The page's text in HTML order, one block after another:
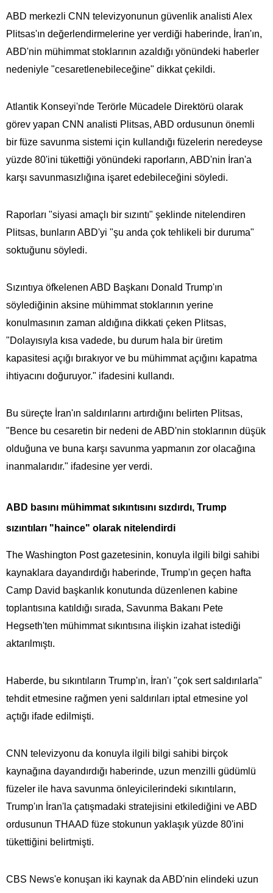
ABD merkezli CNN televizyonunun güvenlik analisti Alex
Plitsas'ın değerlendirmelerine yer verdiği haberinde, İran'ın,
ABD'nin mühimmat stoklarının azaldığı yönündeki haberler
nedeniyle "cesaretlenebileceğine" dikkat çekildi.
Atlantik Konseyi'nde Terörle Mücadele Direktörü olarak
görev yapan CNN analisti Plitsas, ABD ordusunun önemli
bir füze savunma sistemi için kullandığı füzelerin neredeyse
yüzde 80'ini tükettiği yönündeki raporların, ABD'nin İran'a
karşı savunmasızlığına işaret edebileceğini söyledi.
Raporları "siyasi amaçlı bir sızıntı" şeklinde nitelendiren
Plitsas, bunların ABD'yi "şu anda çok tehlikeli bir duruma"
soktuğunu söyledi.
Sızıntıya öfkelenen ABD Başkanı Donald Trump'ın
söylediğinin aksine mühimmat stoklarının yerine
konulmasının zaman aldığına dikkati çeken Plitsas,
"Dolayısıyla kısa vadede, bu durum hala bir üretim
kapasitesi açığı bırakıyor ve bu mühimmat açığını kapatma
ihtiyacını doğuruyor." ifadesini kullandı.
Bu süreçte İran'ın saldırılarını artırdığını belirten Plitsas,
"Bence bu cesaretin bir nedeni de ABD'nin stoklarının düşük
olduğuna ve buna karşı savunma yapmanın zor olacağına
inanmalarıdır." ifadesine yer verdi.
ABD basını mühimmat sıkıntısını sızdırdı, Trump
sızıntıları "haince" olarak nitelendirdi
The Washington Post gazetesinin, konuyla ilgili bilgi sahibi
kaynaklara dayandırdığı haberinde, Trump'ın geçen hafta
Camp David başkanlık konutunda düzenlenen kabine
toplantısına katıldığı sırada, Savunma Bakanı Pete
Hegseth'ten mühimmat sıkıntısına ilişkin izahat istediği
aktarılmıştı.
Haberde, bu sıkıntıların Trump'ın, İran'ı "çok sert saldırılarla"
tehdit etmesine rağmen yeni saldırıları iptal etmesine yol
açtığı ifade edilmişti.
CNN televizyonu da konuyla ilgili bilgi sahibi birçok
kaynağına dayandırdığı haberinde, uzun menzilli güdümlü
füzeler ile hava savunma önleyicilerindeki sıkıntıların,
Trump'ın İran'la çatışmadaki stratejisini etkilediğini ve ABD
ordusunun THAAD füze stokunun yaklaşık yüzde 80'ini
tükettiğini belirtmişti.
CBS News'e konuşan iki kaynak da ABD'nin elindeki uzun